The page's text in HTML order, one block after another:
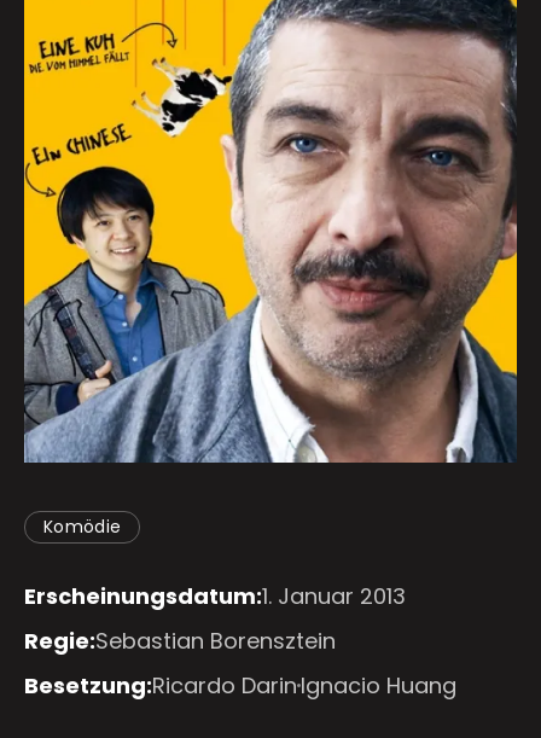
Komödie
Erscheinungsdatum:1. Januar 2013
Regie:Sebastian Borensztein
Besetzung:Ricardo Darin Ignacio Huang